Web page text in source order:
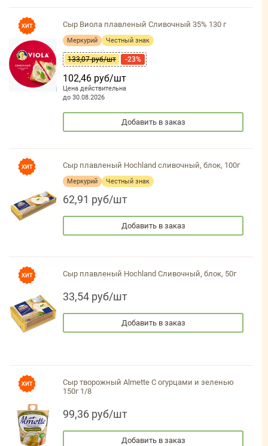
Сыр Виола плавленый Сливочный 35% 130 г
Меркурий Честный знак
133,07 руб/шт -23%
102,46 руб/шт
Цена действительна
до 30.08.2026
Добавить в заказ
Сыр плавленый Hochland сливочный, блок, 100г
Меркурий Честный знак
62,91 руб/шт
Добавить в заказ
Сыр плавленый Hochland Сливочный, блок, 50г
33,54 руб/шт
Добавить в заказ
Сыр творожный Almette С огурцами и зеленью
150г 1/8
99,36 руб/шт
Добавить в заказ